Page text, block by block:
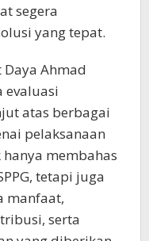
segera
yang tepat.
Ahmad
evaluasi
atas berbagai
pelaksanaan
membahas
tetapi juga
manfaat,
serta